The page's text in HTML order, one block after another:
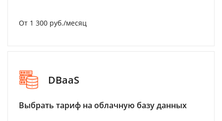
От 1 300 руб./месяц
DBaaS
Выбрать тариф на облачную базу данных